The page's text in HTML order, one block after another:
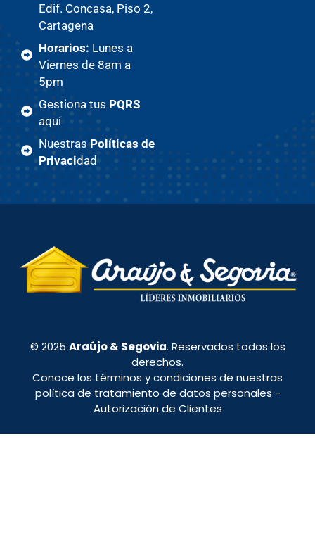
Edif. Concasa, Piso 2,
Cartagena
Horarios: Lunes a
Viernes de 8am a
5pm
Gestiona tus PQRS
aquí
NuestrasPolíticas de
Privacidad
© 2025 Araújo & Segovia. Reservados todos los
derechos.
Conoce los términos y condiciones de nuestras
política de tratamiento de datos personales -
Autorización de Clientes